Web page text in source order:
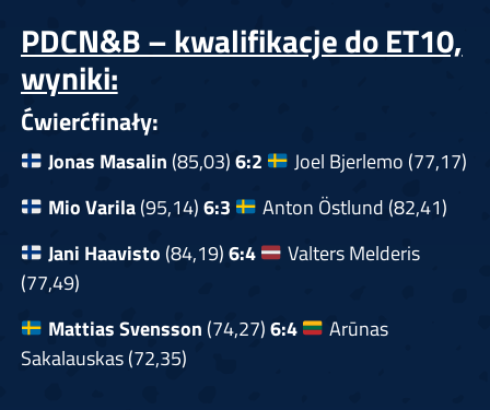
PDCN&B – kwalifikacje do ET10,
wyniki:
Ćwierćfinały:
Jonas Masalin (85,03)6:2
Joel Bjerlemo (77,17)
Mio Varila(95,14)6:3
Anton Östlund (82,41)
Jani Haavisto (84,19)6:4
Valters Melderis
(77,49)
Mattias Svensson (74,27)6:4
Arūnas
Sakalauskas (72,35)